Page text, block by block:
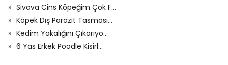
Sivava Cins Köpeğim Çok F...
Köpek Dış Parazit Tasması...
Kedim Yakalığını Çıkarıyo...
6 Yas Erkek Poodle Kisirl...